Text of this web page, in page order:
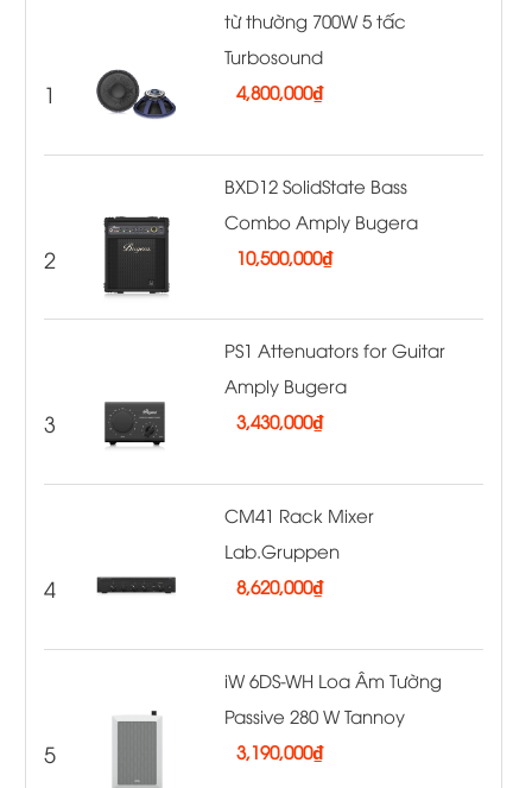
1
từ thường 700W 5 tấc
Turbosound
4,800,000₫
2
BXD12 SolidState Bass
Combo Amply Bugera
10,500,000₫
3
PS1 Attenuators for Guitar
Amply Bugera
3,430,000₫
4
CM41 Rack Mixer
Lab.Gruppen
8,620,000₫
5
iW 6DS-WH Loa Âm Tường
Passive 280 W Tannoy
3,190,000₫